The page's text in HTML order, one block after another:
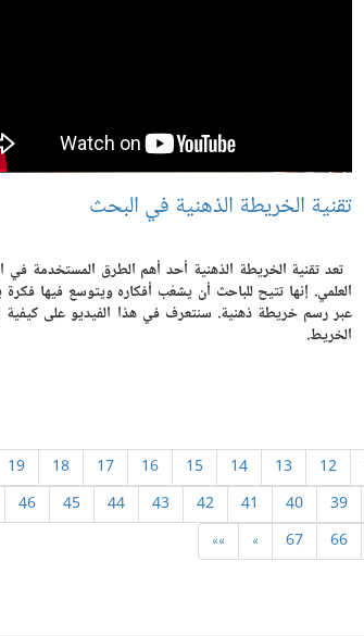
تقنية الخريطة الذهنية في البحث
تعد تقنية الخريطة الذهنية أحد أهم الطرق المستخدمة في
العلمي. إنها تتيح للباحث أن يشعّب أفكاره ويتوسع فيها فكرة
عبر رسم خريطة ذهنية. سنتعرف في هذا الفيديو على كيفية
الخريط.
12
13
14
15
16
17
18
19
39
40
41
42
43
44
45
46
66
67
»
»»